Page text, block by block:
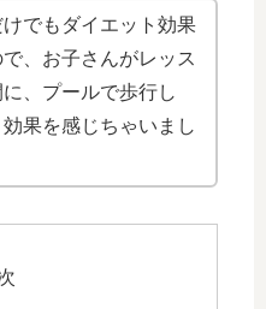
でもダイエット効果
、お子さんがレッス
、プールで歩行し
果を感じちゃいまし